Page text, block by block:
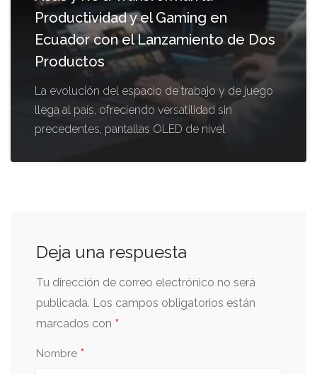
Productividad y el Gaming en
Ecuador con el Lanzamiento de Dos
Productos
La evolución del espacio de trabajo y de juego
llega al país, ofreciendo versatilidad sin
precedentes, pantallas OLED de nivel
Deja una respuesta
Tu dirección de correo electrónico no será
publicada. Los campos obligatorios están
marcados con *
Nombre *